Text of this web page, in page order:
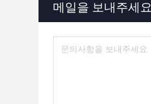
메일을 보내주세요